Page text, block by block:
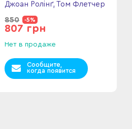
Джоан Ролінґ, Том Флетчер
850 -5%
807 грн
Нет в продаже
Сообщите,
когда появится